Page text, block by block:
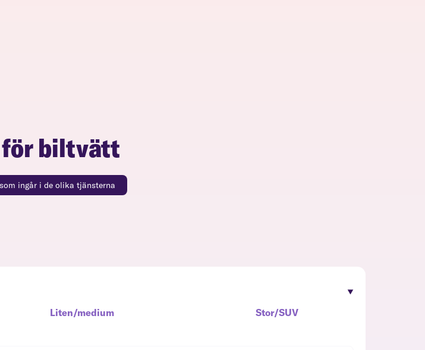
biltvätt
ingår i de olika tjänsterna
Liten/medium Stor/SUV